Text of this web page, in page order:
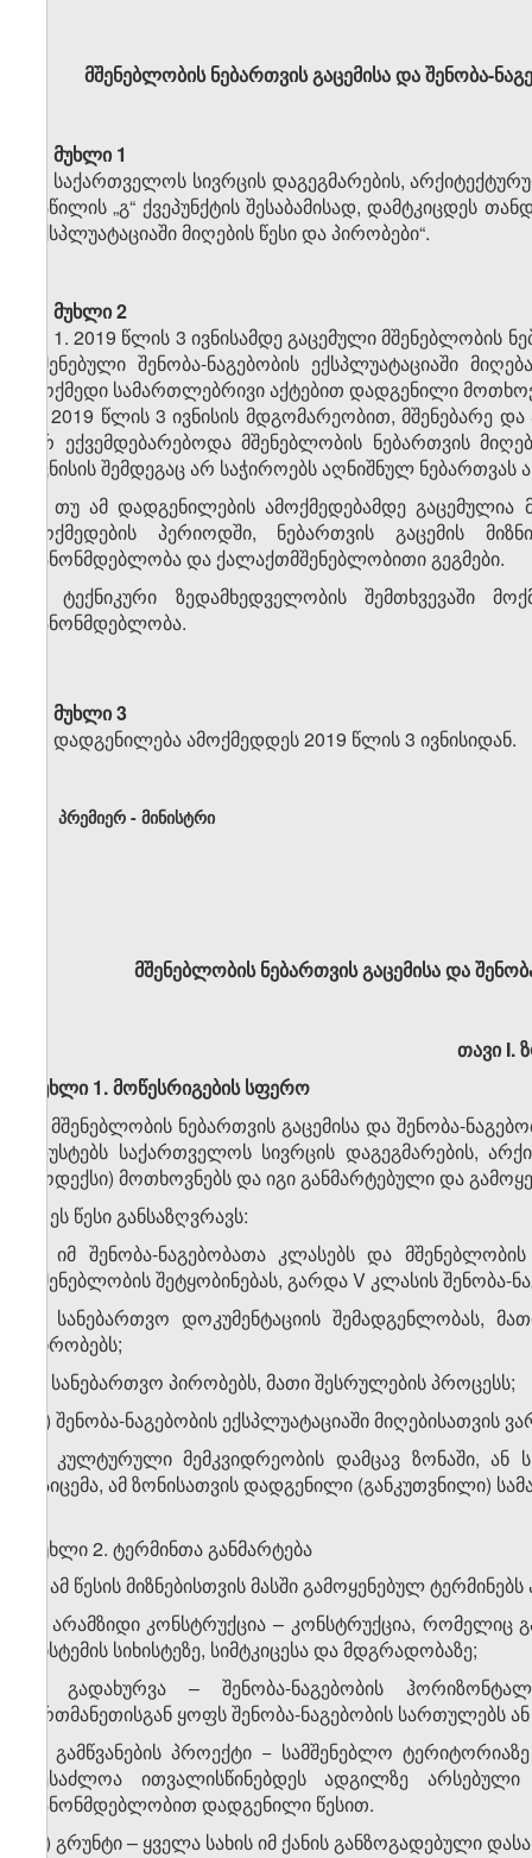
მშენებლობის ნებართვის გაცემისა და შენობა-
მუხლი 1
საქართველოს სივრცის დაგეგმარების,
ნაწილის „გ“ ქვეპუნქტის შესაბამისად, დამტკიცდეს
ექსპლუატაციაში მიღების წესი და პირობები“.
მუხლი 2
1. 2019 წლის 3 ივნისამდე გაცემული მშენებლობის
აშენებული შენობა-ნაგებობის ექსპლუატაციაში
მოქმედი სამართლებრივი აქტებით დადგენილი
2. 2019 წლის 3 ივნისის მდგომარეობით, მშენებარე
არ ექვემდებარებოდა მშენებლობის ნებართვის
ივნისის შემდეგაც არ საჭიროებს აღნიშნულ ნებართვას
3. თუ ამ დადგენილების ამოქმედებამდე გაცემულია
მოქმედების პერიოდში, ნებართვის გაცემის
კანონმდებლობა და ქალაქთმშენებლობითი გეგმები.
4. ტექნიკური ზედამხედველობის შემთხვევაში
კანონმდებლობა.
მუხლი 3
დადგენილება ამოქმედდეს 2019 წლის 3 ივნისიდან.
პრემიერ - მინისტრი
მშენებლობის ნებართვისგაცემისადა
თავი I.
მუხლი 1. მოწესრიგების სფერო
1. მშენებლობის ნებართვის გაცემისა და შენობა-
აზუსტებს საქართველოს სივრცის დაგეგმარების,
კოდექსი) მოთხოვნებს და იგი განმარტებული და
2. ეს წესი განსაზღვრავს:
ა) იმ შენობა-ნაგებობათა კლასებს და
მშენებლობის შეტყობინებას, გარდა V კლასის შენობა-
ბ) სანებართვო დოკუმენტაციის შემადგენლობას,
პირობებს;
გ) სანებართვო პირობებს, მათი შესრულების პროცესს;
დ) შენობა-ნაგებობის ექსპლუატაციაში მიღებისათვის
3. კულტურული მემკვიდრეობის დამცავ ზონაში, ან
გაიცემა, ამ ზონისათვის დადგენილი (განკუთვნილი)
მუხლი 2. ტერმინთა განმარტება
1. ამ წესის მიზნებისთვის მასში გამოყენებულ
ა) არამზიდი კონსტრუქცია – კონსტრუქცია,
სისტემის სიხისტეზე, სიმტკიცესა და მდგრადობაზე;
ბ) გადახურვა – შენობა-ნაგებობის
ერთმანეთისგან ყოფს შენობა-ნაგებობის სართულებს
გ) გამწვანების პროექტი − სამშენებლო
შესაძლოა ითვალისწინებდეს ადგილზე
კანონმდებლობით დადგენილი წესით.
დ) გრუნტი – ყველა სახის იმ ქანის განზოგადებული